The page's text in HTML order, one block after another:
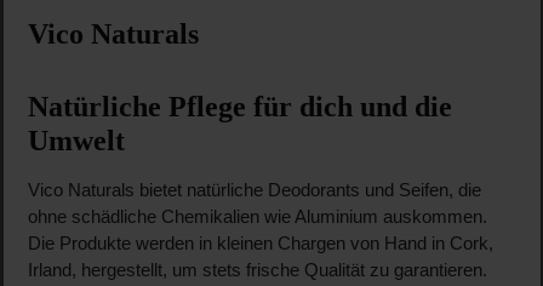
Vico Naturals
Natürliche Pflege für dich und die
Umwelt
Vico Naturals bietet natürliche Deodorants und Seifen, die
ohne schädliche Chemikalien wie Aluminium auskommen.
Die Produkte werden in kleinen Chargen von Hand in Cork,
Irland, hergestellt, um stets frische Qualität zu garantieren.